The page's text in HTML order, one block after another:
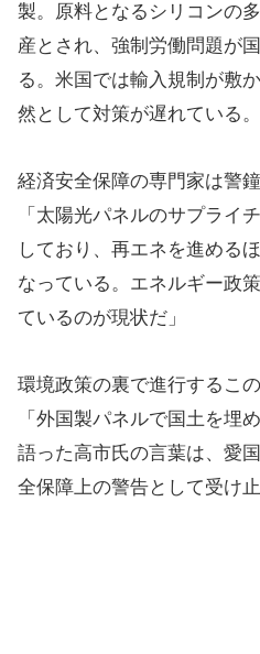
製。原料となるシリコンの
産とされ、強制労働問題が
る。米国では輸入規制が敷
然として対策が遅れている。
経済安全保障の専門家は警鐘
「太陽光パネルのサプライ
しており、再エネを進める
なっている。エネルギー政
ているのが現状だ」
環境政策の裏で進行するこの
「外国製パネルで国土を埋
語った高市氏の言葉は、愛
全保障上の警告として受け